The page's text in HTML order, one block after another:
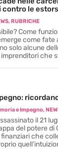
le
,RUBRICHE
Come
come fate
solo alcune
che
e Impegno,
il 21
del potere di
che